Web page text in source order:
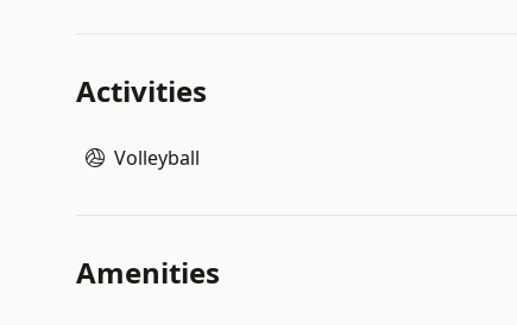
Activities
Volleyball
Amenities